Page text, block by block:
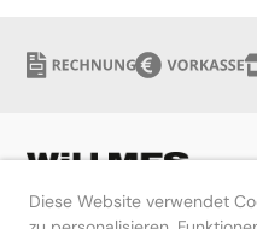
Diese Website verwendet